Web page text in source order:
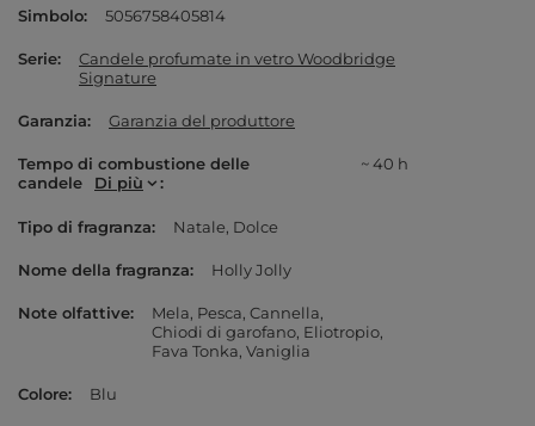
Simbolo 5056758405814
Serie
Candele profumate in vetro Woodbridge
Signature
Garanzia Garanzia del produttore
Tempo di combustione delle
candele
Di più
~ 40 h
Tipo di fragranza Natale Dolce
Nome della fragranza Holly Jolly
Note olfattive Mela Pesca Cannella
Chiodi di garofano Eliotropio
Fava Tonka Vaniglia
Colore Blu